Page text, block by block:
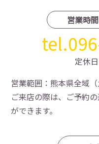
営業時
定休
営業範囲：熊本県全域（
ご来店の際は、ご予約
ができます。